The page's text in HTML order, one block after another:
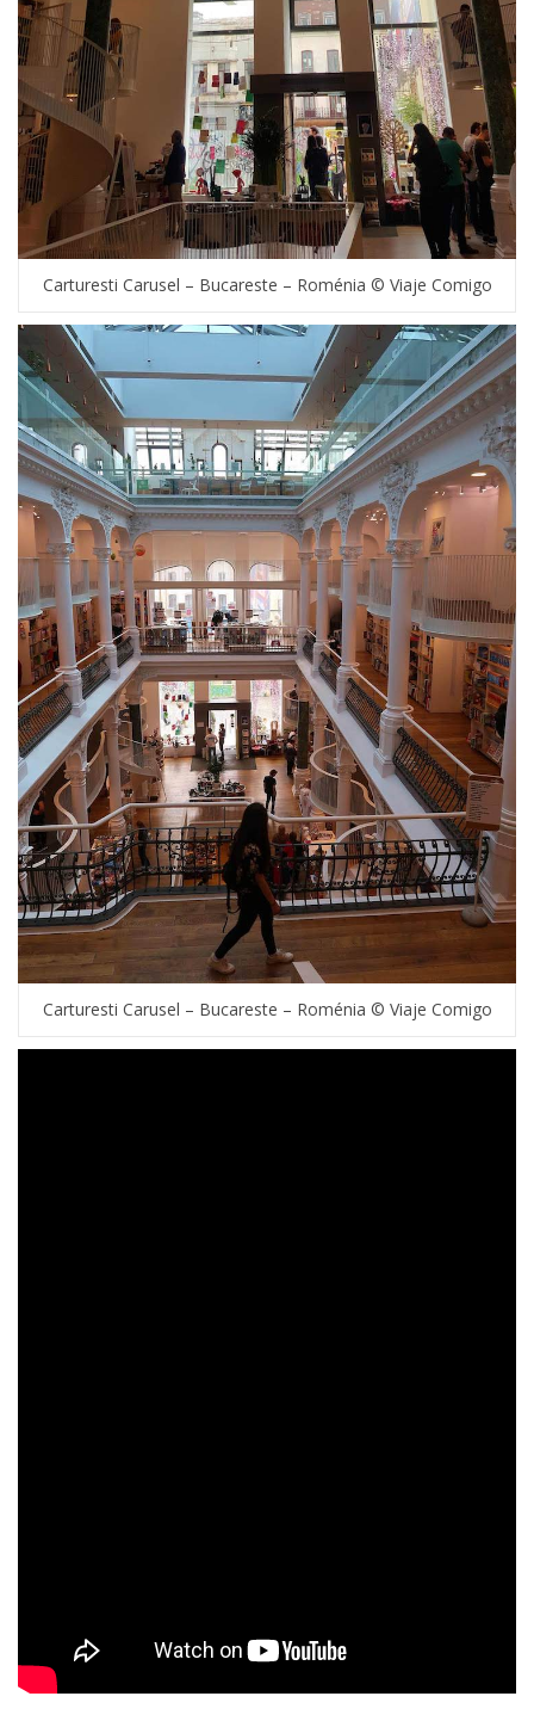
Carturesti Carusel – Bucareste – Roménia © Viaje Comigo
Carturesti Carusel – Bucareste – Roménia © Viaje Comigo